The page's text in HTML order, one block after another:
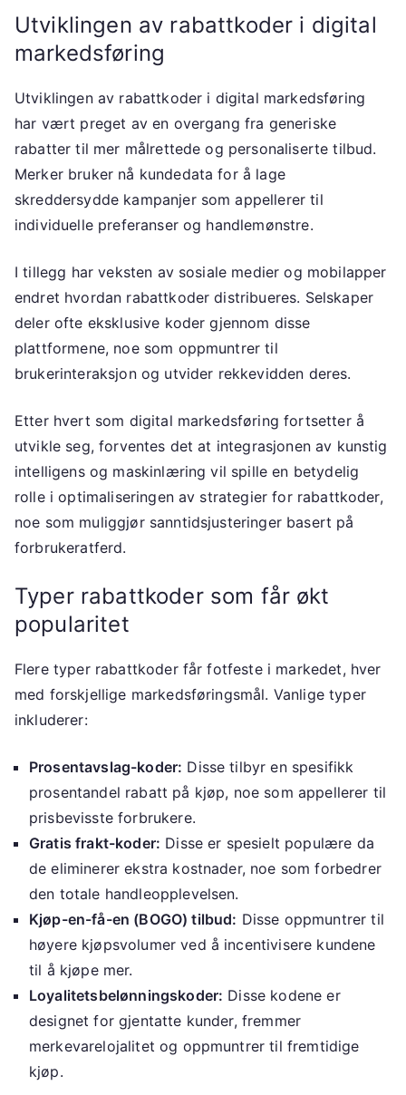
Utviklingen av rabattkoder i digital
markedsføring
Utviklingen av rabattkoder i digital markedsføring
har vært preget av en overgang fra generiske
rabatter til mer målrettede og personaliserte tilbud.
Merker bruker nå kundedata for å lage
skreddersydde kampanjer som appellerer til
individuelle preferanser og handlemønstre.
I tillegg har veksten av sosiale medier og mobilapper
endret hvordan rabattkoder distribueres. Selskaper
deler ofte eksklusive koder gjennom disse
plattformene, noe som oppmuntrer til
brukerinteraksjon og utvider rekkevidden deres.
Etter hvert som digital markedsføring fortsetter å
utvikle seg, forventes det at integrasjonen av kunstig
intelligens og maskinlæring vil spille en betydelig
rolle i optimaliseringen av strategier for rabattkoder,
noe som muliggjør sanntidsjusteringer basert på
forbrukeratferd.
Typer rabattkoder som får økt
popularitet
Flere typer rabattkoder får fotfeste i markedet, hver
med forskjellige markedsføringsmål. Vanlige typer
inkluderer:
Prosentavslag-koder: Disse tilbyr en spesifikk
prosentandel rabatt på kjøp, noe som appellerer til
prisbevisste forbrukere.
Gratis frakt-koder: Disse er spesielt populære da
de eliminerer ekstra kostnader, noe som forbedrer
den totale handleopplevelsen.
Kjøp-en-få-en (BOGO) tilbud: Disse oppmuntrer til
høyere kjøpsvolumer ved å incentivisere kundene
til å kjøpe mer.
Loyalitetsbelønningskoder: Disse kodene er
designet for gjentatte kunder, fremmer
merkevarelojalitet og oppmuntrer til fremtidige
kjøp.